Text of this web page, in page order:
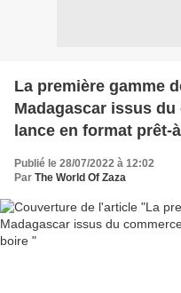
La première gamme
Madagascar issus
lance en format prêt-
Publié le 28/07/2022 à 12:02
Par The World Of Zaza